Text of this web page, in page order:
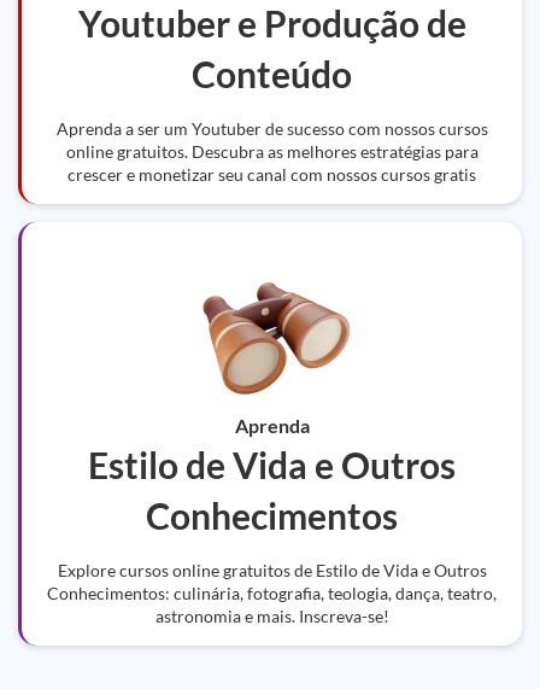
Youtuber e Produção de
Conteúdo
Aprenda a ser um Youtuber de sucesso com nossos cursos
online gratuitos. Descubra as melhores estratégias para
crescer e monetizar seu canal com nossos cursos gratis
Aprenda
Estilo de Vida e Outros
Conhecimentos
Explore cursos online gratuitos de Estilo de Vida e Outros
Conhecimentos: culinária, fotografia, teologia, dança, teatro,
astronomia e mais. Inscreva-se!